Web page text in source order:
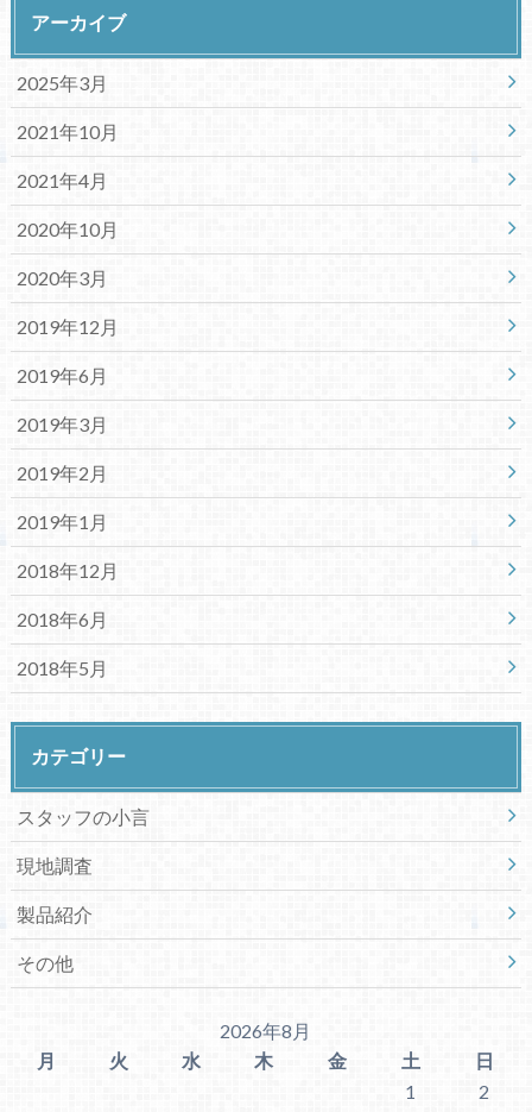
アーカイブ
2025年3月
2021年10月
2021年4月
2020年10月
2020年3月
2019年12月
2019年6月
2019年3月
2019年2月
2019年1月
2018年12月
2018年6月
2018年5月
カテゴリー
スタッフの小言
現地調査
製品紹介
その他
2026年8月
月
火 水 木 金 土
日
1
2